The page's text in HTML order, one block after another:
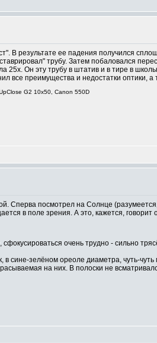
В результате ее падения получился
трубу. Затем побаловался
25х. Он эту трубу в штатив и в тире в
все преимущества и недостатки оптики, а
G2 10x50, Canon 550D
Сперва посмотрел на Солнце
в поле зрения. А это, кажется,
очень трудно - сильно
в сине-зелёном ореоле диаметра, чуть-
на них. В полоски не